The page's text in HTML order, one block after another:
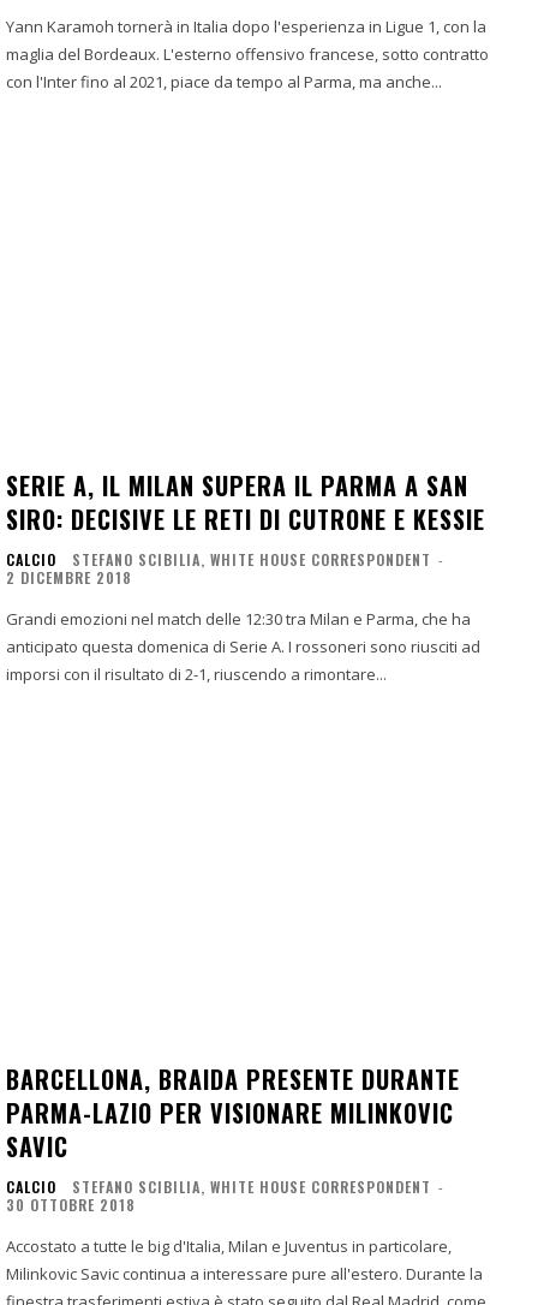
Yann Karamoh tornerà in Italia dopo l'esperienza in Ligue 1, con la
maglia del Bordeaux. L'esterno offensivo francese, sotto contratto
con l'Inter fino al 2021, piace da tempo al Parma, ma anche...
SERIE A, IL MILAN SUPERA IL PARMA A SAN
SIRO: DECISIVE LE RETI DI CUTRONE E KESSIE
CALCIO STEFANO SCIBILIA, WHITE HOUSE CORRESPONDENT -
2 DICEMBRE 2018
Grandi emozioni nel match delle 12:30 tra Milan e Parma, che ha
anticipato questa domenica di Serie A. I rossoneri sono riusciti ad
imporsi con il risultato di 2-1, riuscendo a rimontare...
BARCELLONA, BRAIDA PRESENTE DURANTE
PARMA-LAZIO PER VISIONARE MILINKOVIC
SAVIC
CALCIO STEFANO SCIBILIA, WHITE HOUSE CORRESPONDENT -
30 OTTOBRE 2018
Accostato a tutte le big d'Italia, Milan e Juventus in particolare,
Milinkovic Savic continua a interessare pure all'estero. Durante la